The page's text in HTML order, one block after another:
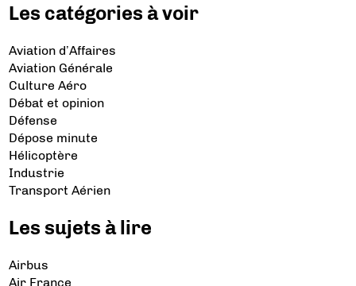
Les catégories à voir
Aviation d’Affaires
Aviation Générale
Culture Aéro
Débat et opinion
Défense
Dépose minute
Hélicoptère
Industrie
Transport Aérien
Les sujets à lire
Airbus
Air France